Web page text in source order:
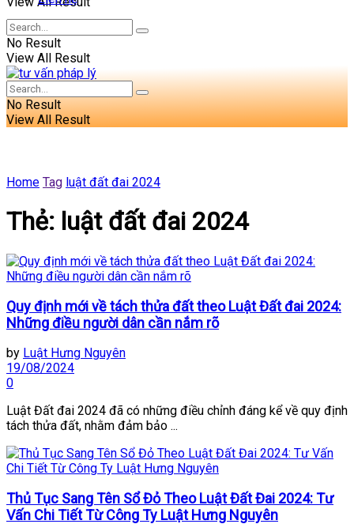
No Result
View All Result
No Result
View All Result
Home Tag luật đất đai 2024
Thẻ: luật đất đai 2024
Quy định mới về tách thửa đất theo Luật Đất đai 2024:
Những điều người dân cần nắm rõ
by Luật Hưng Nguyên
19/08/2024
0
Luật Đất đai 2024 đã có những điều chỉnh đáng kể về quy định
tách thửa đất, nhằm đảm bảo ...
Thủ Tục Sang Tên Sổ Đỏ Theo Luật Đất Đai 2024: Tư
Vấn Chi Tiết Từ Công Ty Luật Hưng Nguyên